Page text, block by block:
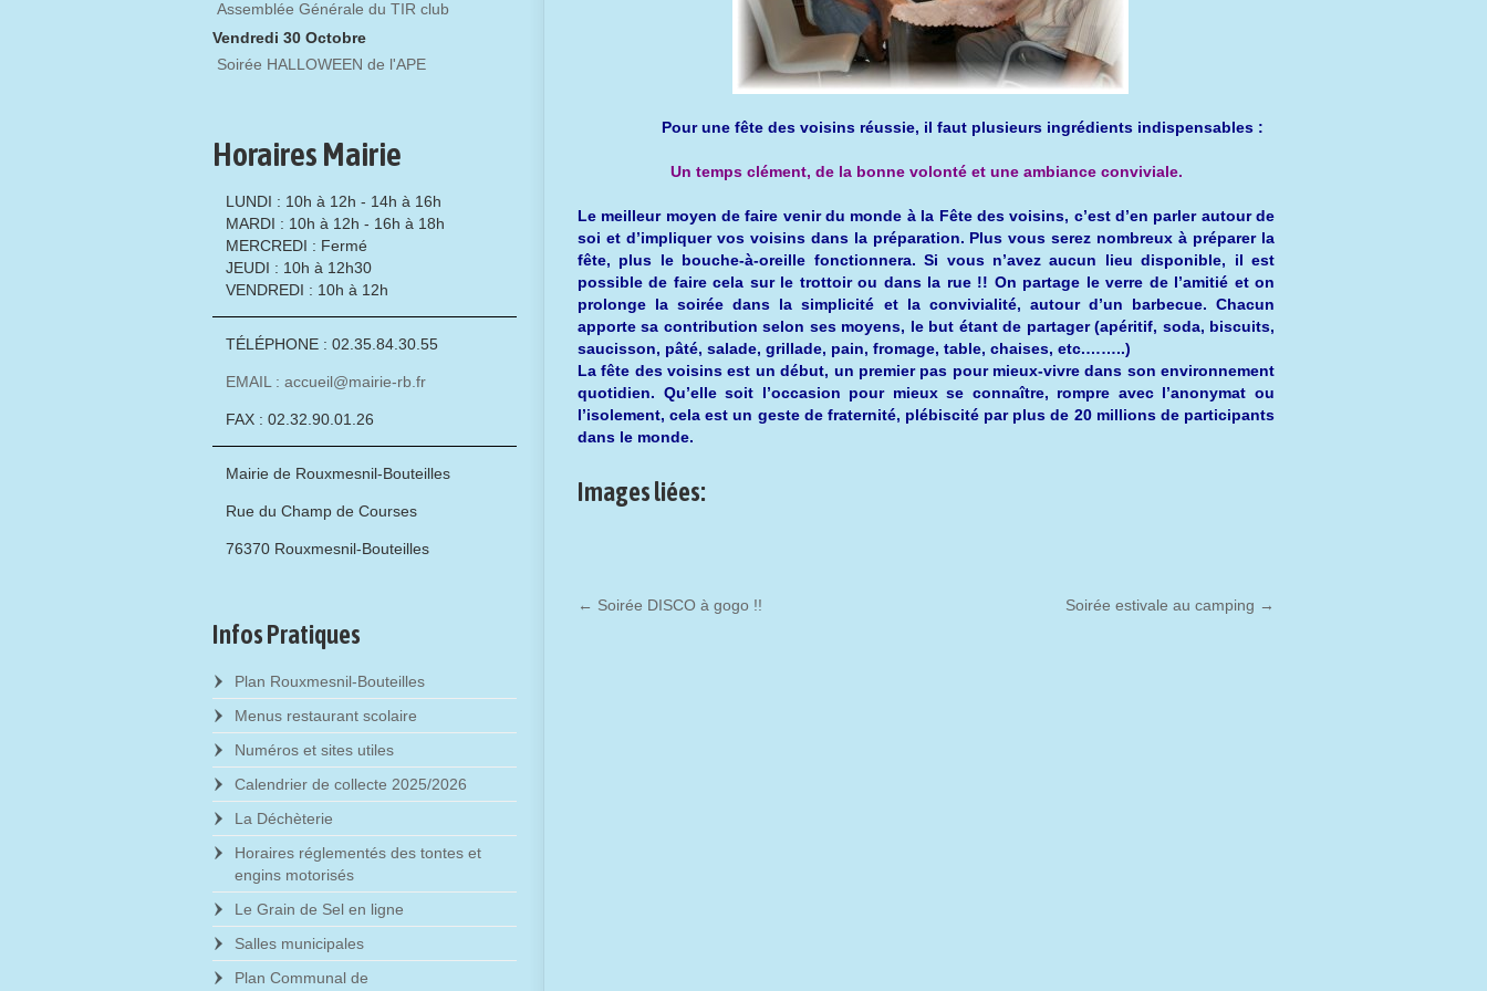
Pour une fête des voisins réussie, il faut plusieurs ingrédients indispensables :
Un temps clément, de la bonne volonté et une ambiance conviviale.
Le meilleur moyen de faire venir du monde à la Fête des voisins, c’est d’en parler autour de
soi et d’impliquer vos voisins dans la préparation. Plus vous serez nombreux à préparer la
fête, plus le bouche-à-oreille fonctionnera. Si vous n’avez aucun lieu disponible, il est
possible de faire cela sur le trottoir ou dans la rue !! On partage le verre de l’amitié et on
prolonge la soirée dans la simplicité et la convivialité, autour d’un barbecue. Chacun
apporte sa contribution selon ses moyens, le but étant de partager(apéritif, soda, biscuits,
saucisson, pâté, salade, grillade, pain, fromage, table, chaises, etc.……..)
La fête des voisins est un début, un premier pas pour mieux-vivre dans son environnement
quotidien. Qu’elle soit l’occasion pour mieux se connaître, rompre avec l’anonymat ou
l’isolement, cela est un geste de fraternité, plébiscité par plus de 20 millions de participants
dans le monde.
Images liées:
← Soirée DISCO à gogo !! Soirée estivale au camping →
Assemblée Générale du TIR club
Vendredi 30 Octobre
Soirée HALLOWEEN de l'APE
Horaires Mairie
LUNDI : 10h à 12h - 14h à 16h
MARDI : 10h à 12h - 16h à 18h
MERCREDI : Fermé
JEUDI : 10h à 12h30
VENDREDI : 10h à 12h
TÉLÉPHONE : 02.35.84.30.55
EMAIL : accueil@mairie-rb.fr
FAX : 02.32.90.01.26
Mairie de Rouxmesnil-Bouteilles
Rue du Champ de Courses
76370 Rouxmesnil-Bouteilles
Infos Pratiques
Plan Rouxmesnil-Bouteilles
Menus restaurant scolaire
Numéros et sites utiles
Calendrier de collecte 2025/2026
La Déchèterie
Horaires réglementés des tontes et
engins motorisés
Le Grain de Sel en ligne
Salles municipales
Plan Communal de